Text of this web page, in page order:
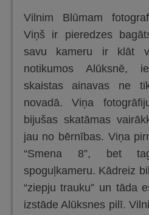
Vilnim Blūmam
Viņš ir pieredzes
savu kameru ir klāt
notikumos Alūksnē,
skaistas ainavas ne
novadā. Viņa
bijušas skatāmas
jau no bērnības. Viņa
“Smena 8”, bet
spoguļkameru. Kādreiz
“ziepju trauku” un tāda
izstāde Alūksnes pilī.